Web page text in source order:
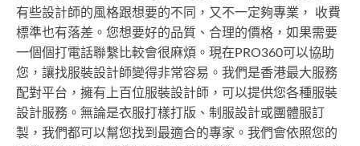
有些設計師的風格跟想要的不同，又不一定夠專業， 收費
標準也有落差。您想要好的品質、合理的價格，如果需要
一個個打電話聯繫比較會很麻煩。現在PRO360可以協助
您，讓找服裝設計師變得非常容易。我們是香港最大服務
配對平台，擁有上百位服裝設計師，可以提供您各種服裝
設計服務。無論是衣服打樣打版、制服設計或團體服訂
製，我們都可以幫您找到最適合的專家。我們會依照您的